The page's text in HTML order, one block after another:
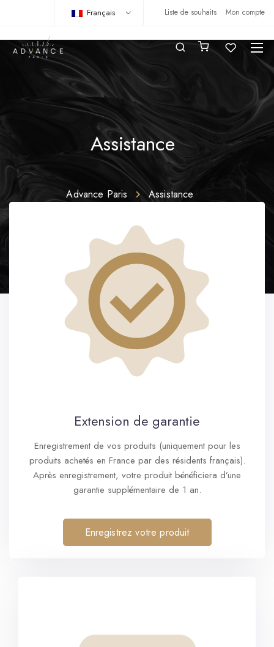
Liste de souhaits Mon compte
Français
Assistance
Advance Paris Assistance
Extension de garantie
Enregistrement de vos produits (uniquement pour les
produits achetés en France par des résidents français).
Après enregistrement, votre produit bénéficiera d’une
garantie supplémentaire de 1 an.
Enregistrez votre produit